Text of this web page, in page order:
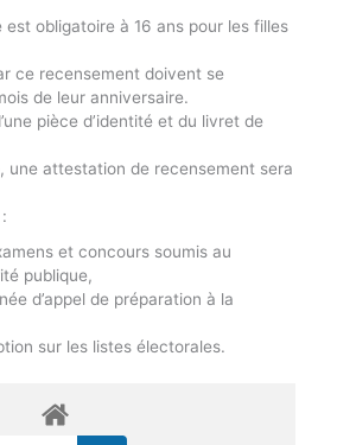
obligatoire à 16 ans pour les filles
ce recensement doivent se
de leur anniversaire.
pièce d’identité et du livret de
une attestation de recensement sera
et concours soumis au
publique,
d’appel de préparation à la
sur les listes électorales.